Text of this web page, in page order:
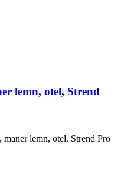
lemn, otel, Strend
lemn, otel, Strend Pro